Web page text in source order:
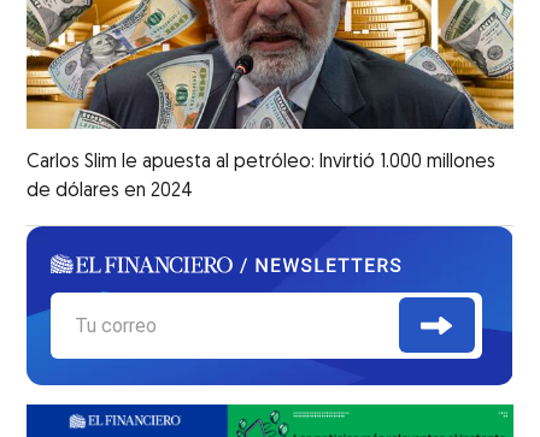
Carlos Slim le apuesta al petróleo: Invirtió 1.000 millones
de dólares en 2024